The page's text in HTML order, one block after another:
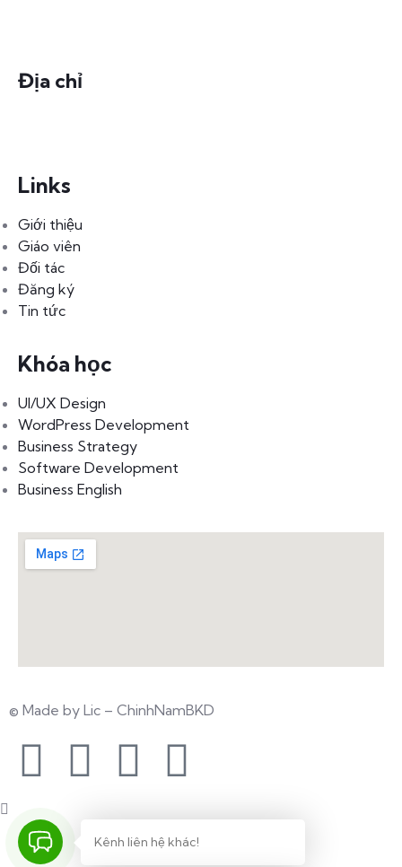
Địa chỉ
Links
Giới thiệu
Giáo viên
Đối tác
Đăng ký
Tin tức
Khóa học
UI/UX Design
WordPress Development
Business Strategy
Software Development
Business English
© Made by Lic – ChinhNamBKD
Kênh liên hệ khác!